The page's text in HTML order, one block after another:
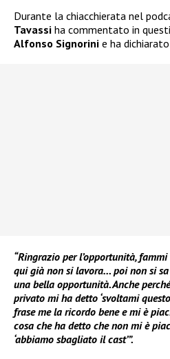
Durante la chiacchierata nel
Tavassi ha commentato in
Alfonso Signorini e ha
“Ringrazio per l’opportunità,
qui già non si lavora… poi non si
una bella opportunità. Anche
privato mi ha detto ‘svoltami
frase me la ricordo bene e mi è
cosa che ha detto che non mi è
‘abbiamo sbagliato il cast’”.